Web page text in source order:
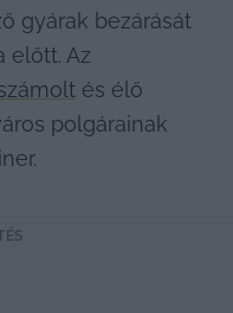
gyárak bezárását
előtt. Az
polgárainak